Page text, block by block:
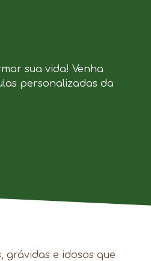
sua vida! Venha
personalizadas da
grávidas e idosos que